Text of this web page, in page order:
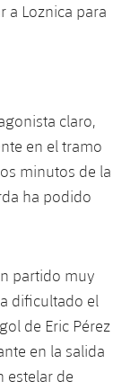
a Loznica para
claro,
en el tramo
minutos de la
ha podido
partido muy
dificultado el
de Eric Pérez
en la salida
estelar de